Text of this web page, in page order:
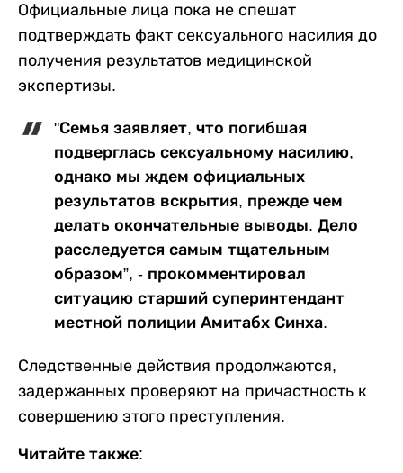
Официальные лица пока не спешат
подтверждать факт сексуального насилия до
получения результатов медицинской
экспертизы.
"Семья заявляет, что погибшая
подверглась сексуальному насилию,
однако мы ждем официальных
результатов вскрытия, прежде чем
делать окончательные выводы. Дело
расследуется самым тщательным
образом”, - прокомментировал
ситуацию старший суперинтендант
местной полиции Амитабх Синха.
Следственные действия продолжаются,
задержанных проверяют на причастность к
совершению этого преступления.
Читайте также: